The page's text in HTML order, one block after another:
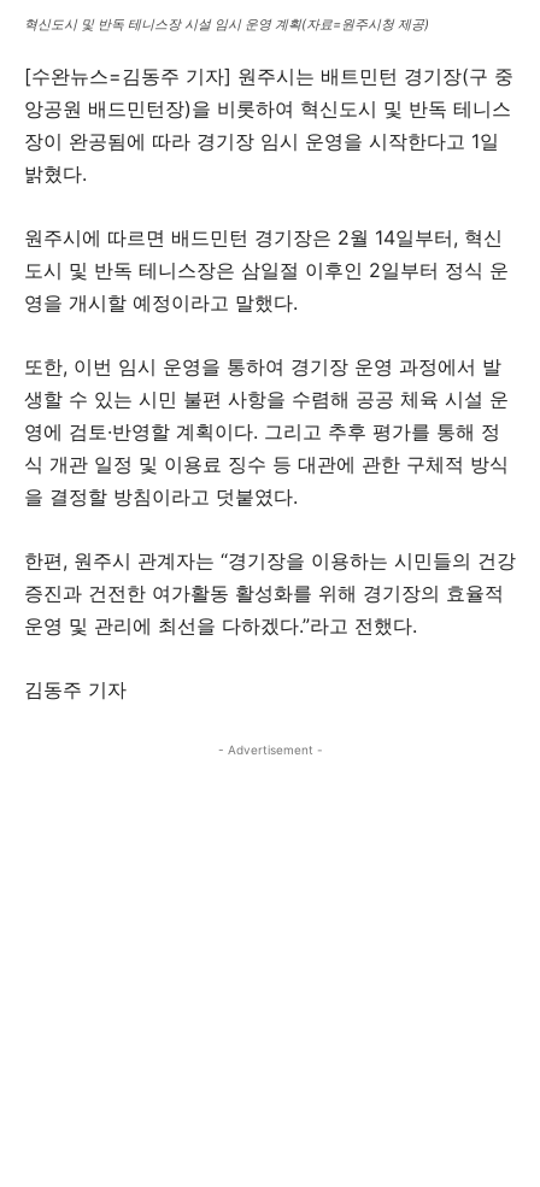
혁신도시 및 반독 테니스장 시설 임시 운영 계획(자료=원주시청 제공)
[수완뉴스=김동주 기자] 원주시는 배트민턴 경기장(구 중
앙공원 배드민턴장)을 비롯하여 혁신도시 및 반독 테니스
장이 완공됨에 따라 경기장 임시 운영을 시작한다고 1일
밝혔다.
원주시에 따르면 배드민턴 경기장은 2월 14일부터, 혁신
도시 및 반독 테니스장은 삼일절 이후인 2일부터 정식 운
영을 개시할 예정이라고 말했다.
또한, 이번 임시 운영을 통하여 경기장 운영 과정에서 발
생할 수 있는 시민 불편 사항을 수렴해 공공 체육 시설 운
영에 검토·반영할 계획이다. 그리고 추후 평가를 통해 정
식 개관 일정 및 이용료 징수 등 대관에 관한 구체적 방식
을 결정할 방침이라고 덧붙였다.
한편, 원주시 관계자는 “경기장을 이용하는 시민들의 건강
증진과 건전한 여가활동 활성화를 위해 경기장의 효율적
운영 및 관리에 최선을 다하겠다.”라고 전했다.
김동주 기자
- Advertisement -